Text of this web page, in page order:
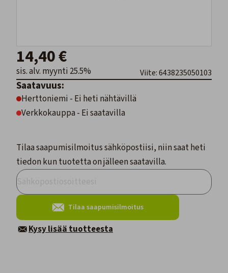
14,40 €
sis. alv. myynti 25.5% Viite: 6438235050103
Saatavuus:
Herttoniemi - Ei heti nähtävillä
Verkkokauppa - Ei saatavilla
Tilaa saapumisilmoitus sähköpostiisi, niin saat heti
tiedon kun tuotetta on jälleen saatavilla.
Tilaa saapumisilmoitus
Kysy lisää tuotteesta